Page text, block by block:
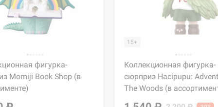
фигурка-
Momiji Book Shop (в
15+
Коллекционная фигурка-
сюрприз Hacipupu:
The Woods (в